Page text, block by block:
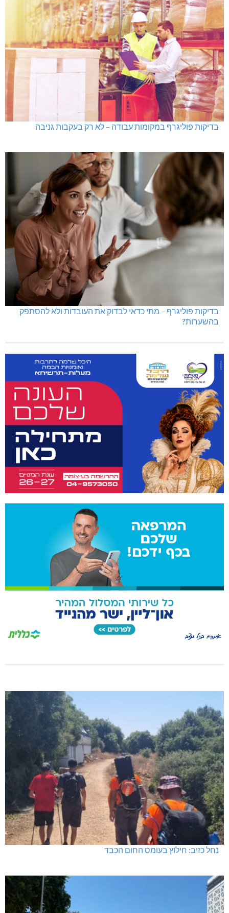
בדיקות פוליגרף במקומות עבודה – לא רק בעקבות גניבה
בדיקות פוליגרף – מתי כדאי לבדוק את העובדות ולא להסתפק
בהשערות?
נחל כזיב: חילוץ בעומס החום הכבד